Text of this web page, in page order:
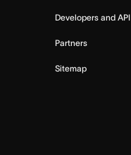
Developers and API
Partners
Sitemap